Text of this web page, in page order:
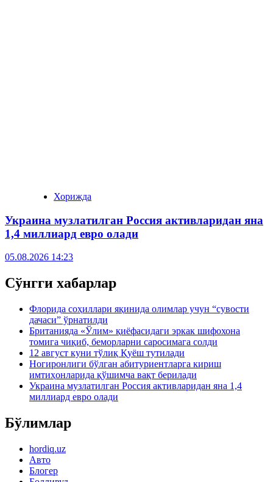
Хорижда
Украина музлатилган Россия активларидан яна
1,4 миллиард евро олади
05.08.2026 14:23
Сўнгги хабарлар
Флорида соҳиллари яқинида олимлар учун “сувости
дачаси” ўрнатилди
Британияда «Ўлим» қиёфасидаги эркак шифохона
томига чиқиб, беморларни саросимага солди
12 август куни тўлиқ Қуёш тутилади
Ногиронлиги бўлган абитуриентларга кириш
имтиҳонларида қўшимча вақт берилади
Украина музлатилган Россия активларидан яна 1,4
миллиард евро олади
Бўлимлар
hordiq.uz
Авто
Блогер